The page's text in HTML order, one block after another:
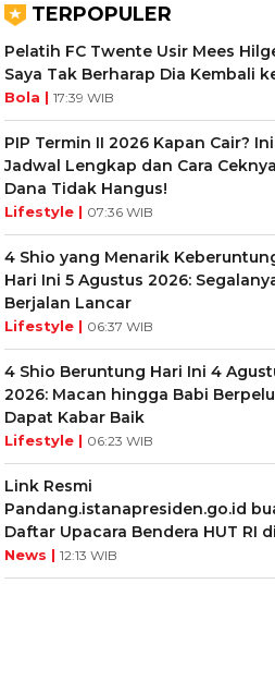
TERPOPULER
Pelatih FC Twente Usir Mees
Saya Tak Berharap Dia Kembali
Bola | 17:39 WIB
PIP Termin II 2026 Kapan Cair? Ini
Jadwal Lengkap dan Cara
Dana Tidak Hangus!
Lifestyle | 07:36 WIB
4 Shio yang Menarik
Hari Ini 5 Agustus 2026:
Berjalan Lancar
Lifestyle | 06:37 WIB
4 Shio Beruntung Hari Ini 4
2026: Macan hingga Babi
Dapat Kabar Baik
Lifestyle | 06:23 WIB
Link Resmi
Pandang.istanapresiden.go.id
Daftar Upacara Bendera HUT RI di
Istana Negara
News | 12:13 WIB